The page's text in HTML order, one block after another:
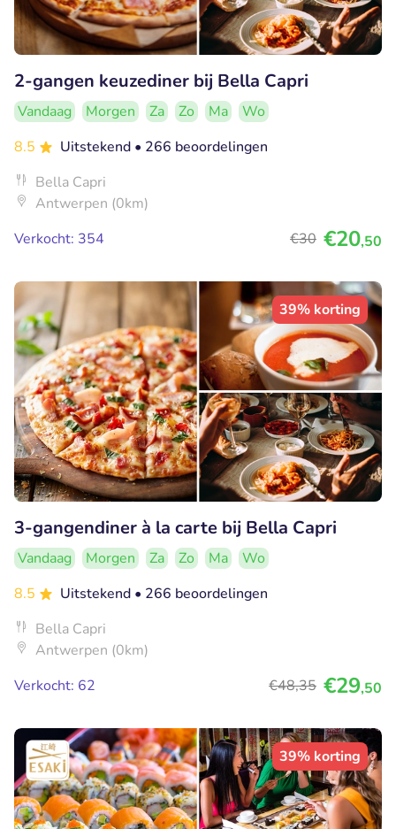
2-gangen keuzediner bij Bella Capri
Vandaag Morgen Za Zo Ma
Wo
8.5
Uitstekend • 266 beoordelingen
Bella Capri
Antwerpen (0km)
Verkocht: 354
€30 €20,50
39% korting
3-gangendiner à la carte bij Bella Capri
Vandaag Morgen Za Zo Ma
Wo
8.5
Uitstekend • 266 beoordelingen
Bella Capri
Antwerpen (0km)
Verkocht: 62
€48,35 €29,50
39% korting